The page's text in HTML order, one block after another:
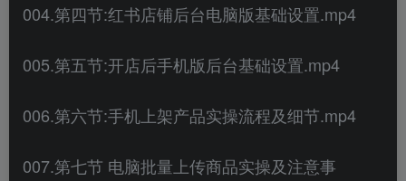
004.第四节:红书店铺后台电脑版基础设置.mp4
005.第五节:开店后手机版后台基础设置.mp4
006.第六节:手机上架产品实操流程及细节.mp4
007.第七节 电脑批量上传商品实操及注意事